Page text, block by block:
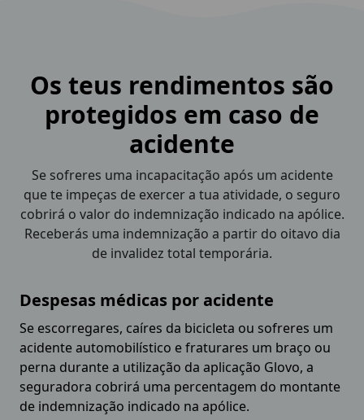
Os teus rendimentos são
protegidos em caso de
acidente
Se sofreres uma incapacitação após um acidente
que te impeças de exercer a tua atividade, o seguro
cobrirá o valor do indemnização indicado na apólice.
Receberás uma indemnização a partir do oitavo dia
de invalidez total temporária.
Despesas médicas por acidente
Se escorregares, caíres da bicicleta ou sofreres um
acidente automobilístico e fraturares um braço ou
perna durante a utilização da aplicação Glovo, a
seguradora cobrirá uma percentagem do montante
de indemnização indicado na apólice.